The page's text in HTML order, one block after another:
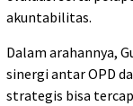
akuntabilitas.
Dalam arahannya,
sinergi antar OPD
strategis bisa